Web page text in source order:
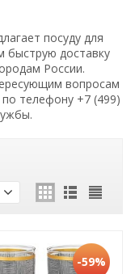
посуду для
быструю доставку
России.
вопросам
телефону +7 (499)
-59%